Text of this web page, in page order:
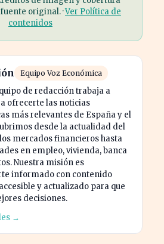
original. ·Ver Política de
contenidos
Equipo Voz Económica
de redacción trabaja a
ofrecerte las noticias
más relevantes de España y el
desde la actualidad del
los mercados financieros hasta
en empleo, vivienda, banca
Nuestra misión es
informado con contenido
y actualizado para que
decisiones.
→